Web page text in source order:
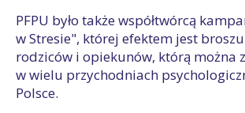
PFPU było także współtwórcą
w Stresie", której efektem jest
rodziców i opiekunów, którą można
w wielu przychodniach
Polsce.